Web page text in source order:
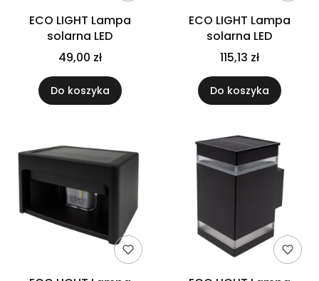
ECO LIGHT Lampa
solarna LED
49,00 zł
Do koszyka
ECO LIGHT Lampa
solarna LED
115,13 zł
Do koszyka